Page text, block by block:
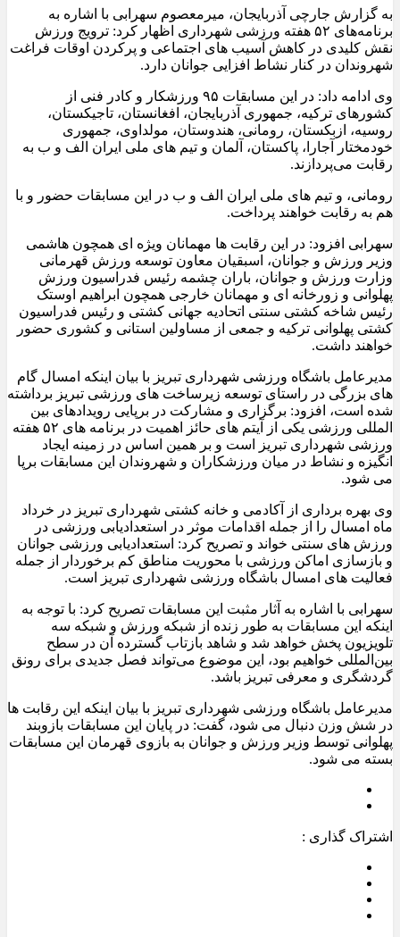
به گزارش جارچی آذربایجان، میرمعصوم سهرابی با اشاره به
برنامه‌های ۵۲ هفته ورزشی شهرداری اظهار کرد: ترویج ورزش
نقش کلیدی در کاهش آسیب های اجتماعی و پرکردن اوقات فراغت
شهروندان در کنار نشاط افزایی جوانان دارد.
وی ادامه داد: در این مسابقات ۹۵ ورزشکار و کادر فنی از
کشورهای ترکیه، جمهوری آذربایجان، افغانستان، تاجیکستان،
روسیه، ازبکستان، رومانی، هندوستان، مولداوی، جمهوری
خودمختار آجارا، پاکستان، آلمان و تیم های ملی ایران الف و ب به
رقابت می‌پردازند.
رومانی، و تیم های ملی ایران الف و ب در این مسابقات حضور و با
هم به رقابت خواهند پرداخت.
سهرابی افزود: در این رقابت ها مهمانان ویژه ای همچون هاشمی
وزیر ورزش و جوانان، اسبقیان معاون توسعه ورزش قهرمانی
وزارت ورزش و جوانان، باران چشمه رئیس فدراسیون ورزش
پهلوانی و زورخانه ای و مهمانان خارجی همچون ابراهیم اوستک
رئیس شاخه کشتی سنتی اتحادیه جهانی کشتی و رئیس فدراسیون
کشتی پهلوانی ترکیه و جمعی از مساولین استانی و کشوری حضور
خواهند داشت.
مدیرعامل باشگاه ورزشی شهرداری تبریز با بیان اینکه امسال گام
های بزرگی در راستای توسعه زیرساخت های ورزشی تبریز برداشته
شده است، افزود: برگزاری و مشارکت در برپایی رویدادهای بین
المللی ورزشی یکی از آیتم های حائز اهمیت در برنامه های ۵۲ هفته
ورزشی شهرداری تبریز است و بر همین اساس در زمینه ایجاد
انگیزه و نشاط در میان ورزشکاران و شهروندان این مسابقات برپا
می شود.
وی بهره برداری از آکادمی و خانه کشتی شهرداری تبریز در خرداد
ماه امسال را از جمله اقدامات موثر در استعدادیابی ورزشی در
ورزش های سنتی خواند و تصریح کرد: استعدادیابی ورزشی جوانان
و بازسازی اماکن ورزشی با محوریت مناطق کم برخوردار از جمله
فعالیت های امسال باشگاه ورزشی شهرداری تبریز است.
سهرابی با اشاره به آثار مثبت این مسابقات تصریح کرد: با توجه به
اینکه این مسابقات به طور زنده از شبکه ورزش و شبکه سه
تلویزیون پخش خواهد شد و شاهد بازتاب گسترده آن در سطح
بین‌المللی خواهیم بود، این موضوع می‌تواند فصل جدیدی برای رونق
گردشگری و معرفی تبریز باشد.
مدیرعامل باشگاه ورزشی شهرداری تبریز با بیان اینکه این رقابت ها
در شش وزن دنبال می شود، گفت: در پایان این مسابقات بازوبند
پهلوانی توسط وزیر ورزش و جوانان به بازوی قهرمان این مسابقات
بسته می شود.
اشتراک گذاری :